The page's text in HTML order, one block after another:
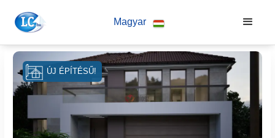
Magyar
ÚJ ÉPÍTÉSŰ!